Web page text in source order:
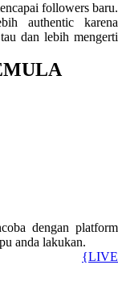
followers baru.
authentic karena
dan lebih mengerti
dengan platform
anda lakukan.
{LIVE